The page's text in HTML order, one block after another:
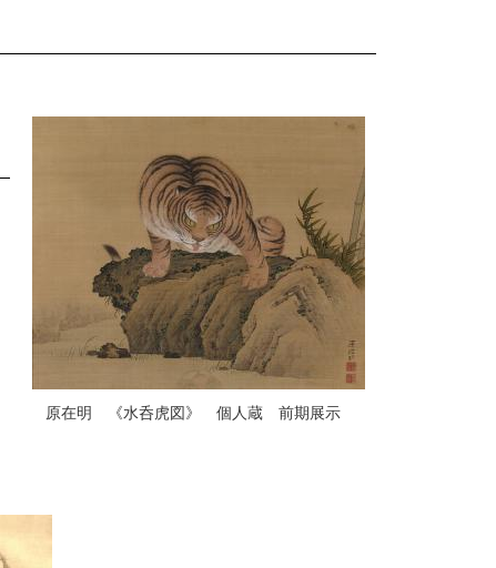
原在明 《水呑虎図》 個人蔵 前期展示